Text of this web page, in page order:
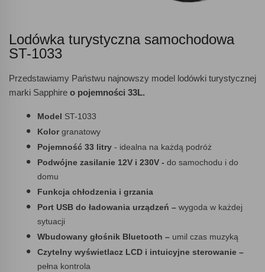
Lodówka turystyczna samochodowa
ST-1033
Przedstawiamy Państwu najnowszy model lodówki turystycznej
marki Sapphire o pojemności 33L.
Model ST-1033
Kolorgranatowy
Pojemność 33 litry - idealna na każdą podróż
Podwójne zasilanie 12V i 230V - do samochodu i do
domu
Funkcja chłodzenia i grzania
Port USB do ładowania urządzeń – wygoda w każdej
sytuacji
Wbudowany głośnik Bluetooth – umil czas muzyką
Czytelny wyświetlacz LCD i intuicyjne sterowanie –
pełna kontrola